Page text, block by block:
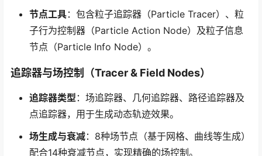
节点工具：包含粒子追踪器（Particle Tracer）、粒
子行为控制器（Particle Action Node）及粒子信息
节点（Particle Info Node）。
追踪器与场控制（Tracer & Field Nodes）
追踪器类型：场追踪器、几何追踪器、路径追踪器及
点追踪器，用于生成动态轨迹效果。
场生成与衰减：8种场节点（基于网格、曲线等生成）
配合14种衰减节点，实现精确的场控制。